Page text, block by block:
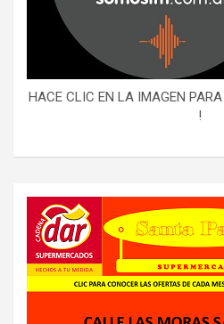
HACE CLIC EN LA IMAGEN
!